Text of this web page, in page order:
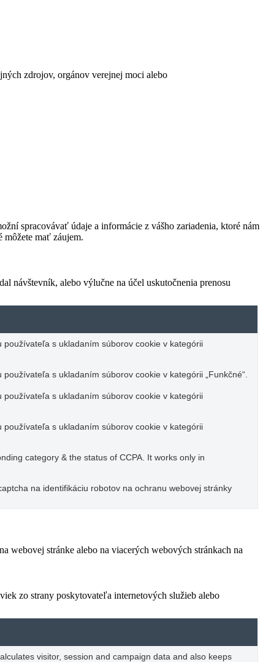
zdrojov, orgánov verejnej moci alebo
spracovávať údaje a informácie z vášho zariadenia, ktoré nám
mať záujem.
návštevník, alebo výlučne na účel uskutočnenia prenosu
s ukladaním súborov cookie v kategórii
s ukladaním súborov cookie v kategórii „Funkčné“.
s ukladaním súborov cookie v kategórii
s ukladaním súborov cookie v kategórii
category & the status of CCPA. It works only in
na identifikáciu robotov na ochranu webovej stránky
webovej stránke alebo na viacerých webových stránkach na
zo strany poskytovateľa internetových služieb alebo
visitor, session and campaign data and also keeps